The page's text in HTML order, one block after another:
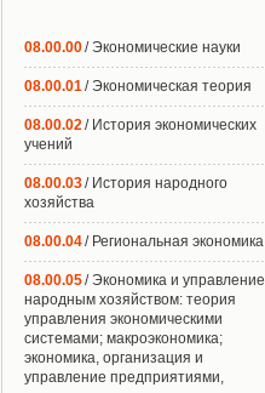
08.00.00/ Экономические науки
08.00.01/ Экономическая теория
08.00.02/ История экономических
учений
08.00.03/ История народного
хозяйства
08.00.04/ Региональная экономика
08.00.05/ Экономика и управление
народным хозяйством: теория
управления экономическими
системами; макроэкономика;
экономика, организация и
управление предприятиями,